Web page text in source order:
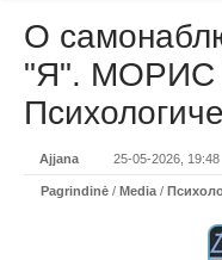
О
"Я". МОРИС
Ajjana 25-05-2026, 19:48
Pagrindinė / Media /